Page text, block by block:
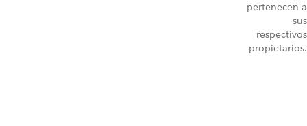
pertenecen a
sus
respectivos
propietarios.